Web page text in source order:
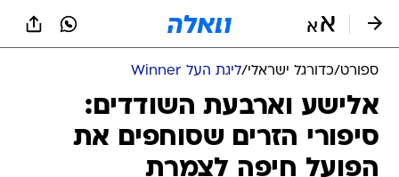
ספורט/כדורגל ישראלי/ליגת העל Winner
אלישע וארבעת השודדים:
סיפורי הזרים שסוחפים את
הפועל חיפה לצמרת